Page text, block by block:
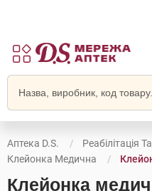
Аптека D.S.
Реабілітація
Клейонка Медична
Клейонка